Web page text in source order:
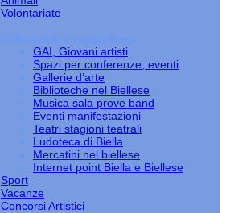
Volontariato
Cultura arte e tempo libero
GAI, Giovani artisti
Spazi per conferenze, eventi
Gallerie d’arte
Biblioteche nel Biellese
Musica sala prove band
Eventi manifestazioni
Teatri stagioni teatrali
Ludoteca di Biella
Mercatini nel biellese
Internet point Biella e Biellese
Sport
Vacanze
Concorsi Artistici